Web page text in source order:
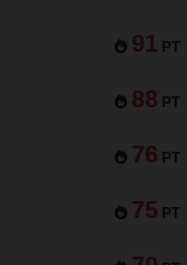
91 PT
88 PT
76 PT
75 PT